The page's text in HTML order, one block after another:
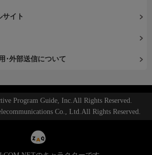
イト
･外部送信について
Program Guide, Inc.All Rights Reserved.
Co., Ltd.All Rights Reserved.